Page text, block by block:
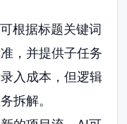
根据标题关键词
，并提供子任务
入成本，但逻辑
拆解。